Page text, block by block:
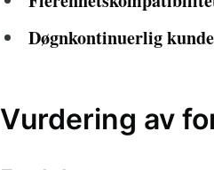
Døgnkontinuerlig
Vurdering av